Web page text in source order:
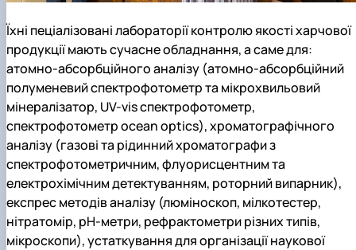
Їхні пеціалізовані лабораторії контролю якості харчової
продукції мають сучасне обладнання, а саме для:
атомно-абсорбційного аналізу (атомно-абсорбційний
полуменевий спектрофотометр та мікрохвильовий
мінералізатор, UV-vis спектрофотометр,
спектрофотометр ocean optics), хроматографічного
аналізу (газові та рідинний хроматографи з
спектрофотометричним, флуорисцентним та
електрохімічним детектуванням, роторний випарник),
експрес методів аналізу (люміноскоп, мілкотестер,
нітратомір, рН-метри, рефрактометри різних типів,
мікроскопи), устаткування для організації наукової